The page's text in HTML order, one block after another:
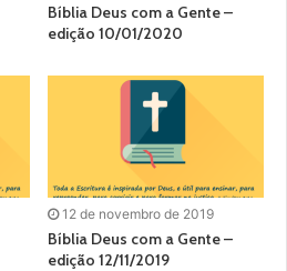
Bíblia Deus com a Gente –
edição 10/01/2020
12 de novembro de 2019
Bíblia Deus com a Gente –
edição 12/11/2019